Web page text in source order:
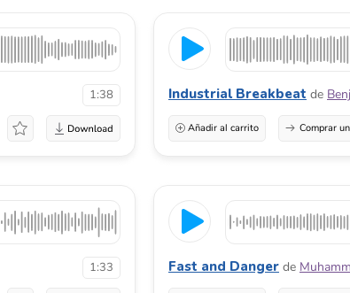
1:38 Industrial Breakbeat de
Añadir al carrito Comprar
1:33 Fast and Danger de